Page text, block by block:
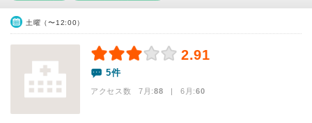
土曜（〜12:00）
2.91
5件
アクセス数 7月:88 | 6月:60